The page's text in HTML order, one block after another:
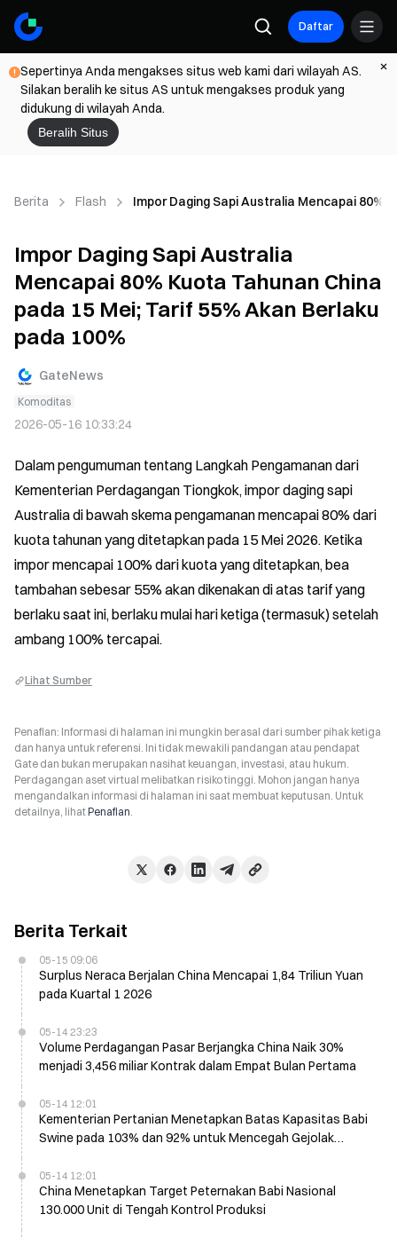
Daftar
Sepertinya Anda mengakses situs web kami dari wilayah AS.
Silakan beralih ke situs AS untuk mengakses produk yang
didukung di wilayah Anda.
Beralih Situs
Berita Flash Impor Daging Sapi Australia Mencapai 80%
Impor Daging Sapi Australia
Mencapai 80% Kuota Tahunan China
pada 15 Mei; Tarif 55% Akan Berlaku
pada 100%
GateNews
Komoditas
2026-05-16 10:33:24
Dalam pengumuman tentang Langkah Pengamanan dari
Kementerian Perdagangan Tiongkok, impor daging sapi
Australia di bawah skema pengamanan mencapai 80% dari
kuota tahunan yang ditetapkan pada 15 Mei 2026. Ketika
impor mencapai 100% dari kuota yang ditetapkan, bea
tambahan sebesar 55% akan dikenakan di atas tarif yang
berlaku saat ini, berlaku mulai hari ketiga (termasuk) setelah
ambang 100% tercapai.
Lihat Sumber
Penafian: Informasi di halaman ini mungkin berasal dari sumber pihak ketiga
dan hanya untuk referensi. Ini tidak mewakili pandangan atau pendapat
Gate dan bukan merupakan nasihat keuangan, investasi, atau hukum.
Perdagangan aset virtual melibatkan risiko tinggi. Mohon jangan hanya
mengandalkan informasi di halaman ini saat membuat keputusan. Untuk
detailnya, lihatPenafian.
Berita Terkait
05-15 09:06
Surplus Neraca Berjalan China Mencapai 1,84 Triliun Yuan
pada Kuartal 1 2026
05-14 23:23
Volume Perdagangan Pasar Berjangka China Naik 30%
menjadi 3,456 miliar Kontrak dalam Empat Bulan Pertama
05-14 12:01
Kementerian Pertanian Menetapkan Batas Kapasitas Babi
Swine pada 103% dan 92% untuk Mencegah Gejolak
05-14 12:01
China Menetapkan Target Peternakan Babi Nasional
130.000 Unit di Tengah Kontrol Produksi